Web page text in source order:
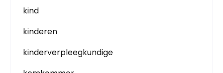
kind
kinderen
kinderverpleegkundige